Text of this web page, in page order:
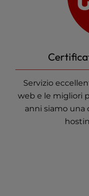
Servizio
web e le migliori
anni siamo una